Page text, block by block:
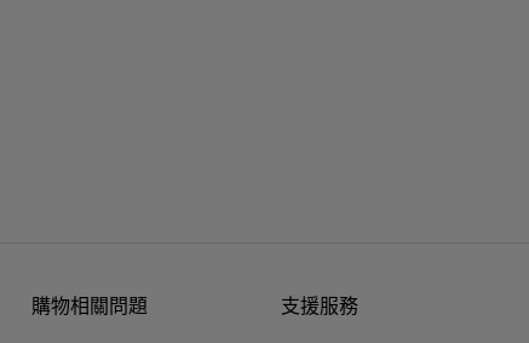
購物相關問題 支援服務